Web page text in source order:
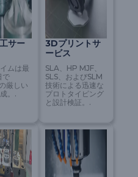
サー
ムは最
で
厳しい
。.
3Dプリントサ
ービス
SLA、HP MJF、
SLS、およびSLM
技術による迅速な
プロトタイピング
と設計検証。.